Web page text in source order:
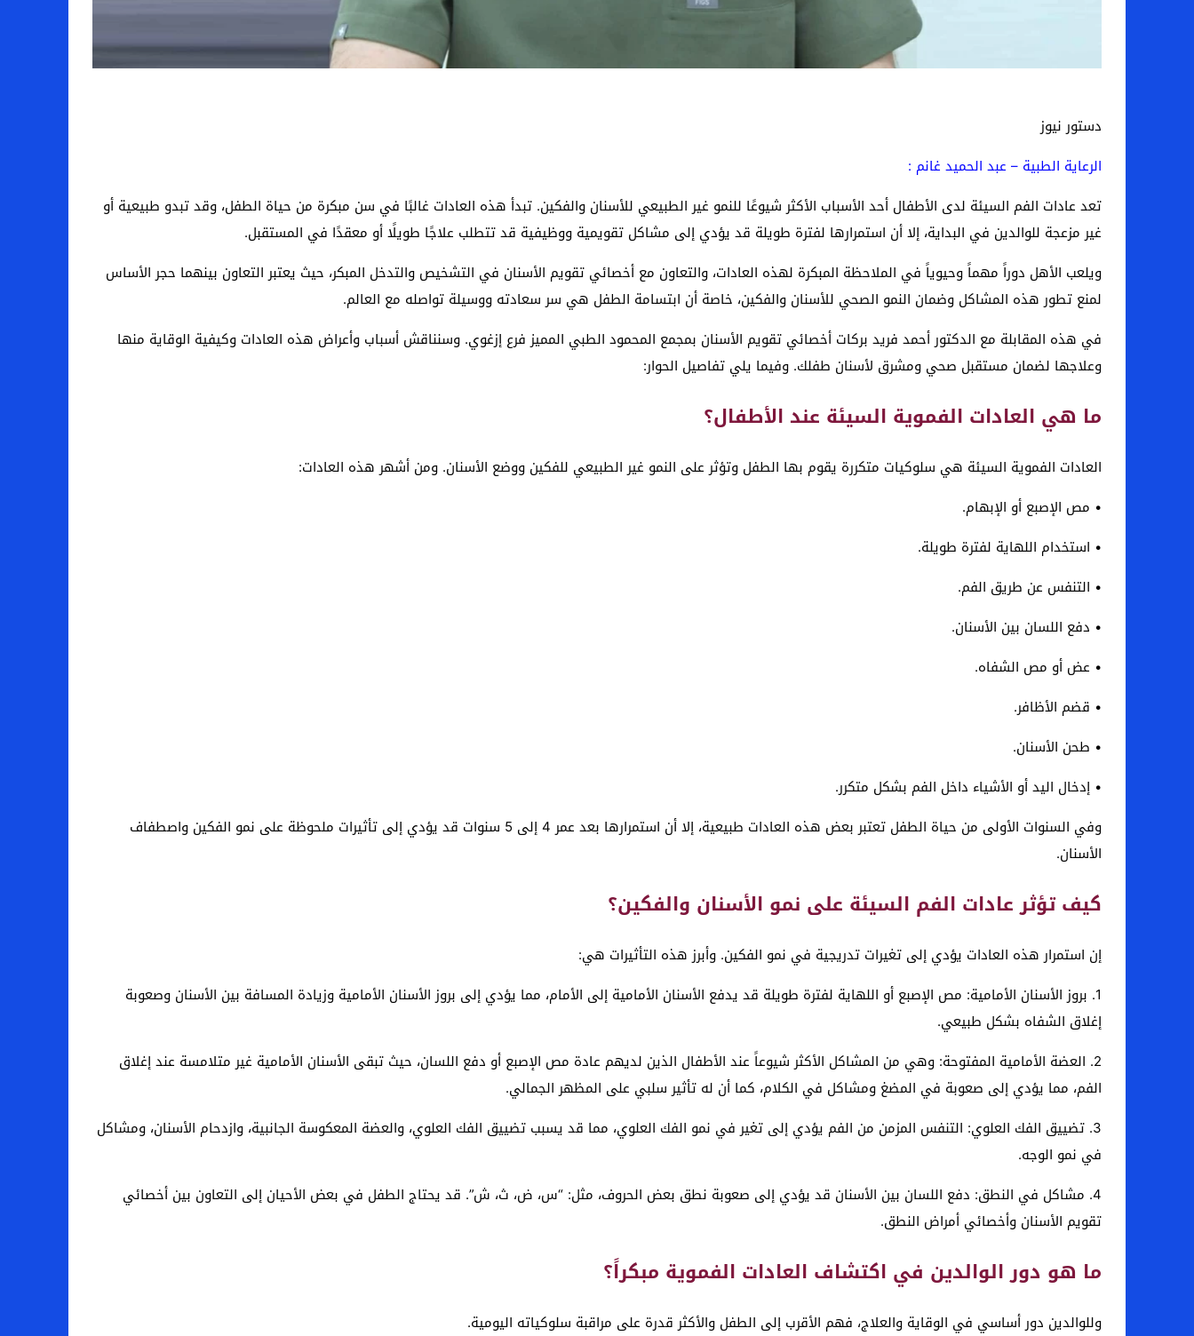
دستور نيوز
الرعاية الطبية – عبد الحميد غانم :
تعد عادات الفم السيئة لدى الأطفال أحد الأسباب الأكثر شيوعًا للنمو غير الطبيعي للأسنان والفكين. تبدأ هذه العادات غالبًا في سن مبكرة من حياة الطفل، وقد تبدو طبيعية أو
غير مزعجة للوالدين في البداية، إلا أن استمرارها لفترة طويلة قد يؤدي إلى مشاكل تقويمية ووظيفية قد تتطلب علاجًا طويلًا أو معقدًا في المستقبل.
ويلعب الأهل دوراً مهماً وحيوياً في الملاحظة المبكرة لهذه العادات، والتعاون مع أخصائي تقويم الأسنان في التشخيص والتدخل المبكر، حيث يعتبر التعاون بينهما حجر الأساس
لمنع تطور هذه المشاكل وضمان النمو الصحي للأسنان والفكين، خاصة أن ابتسامة الطفل هي سر سعادته ووسيلة تواصله مع العالم.
في هذه المقابلة مع الدكتور أحمد فريد بركات أخصائي تقويم الأسنان بمجمع المحمود الطبي المميز فرع إزغوي. وسنناقش أسباب وأعراض هذه العادات وكيفية الوقاية منها
وعلاجها لضمان مستقبل صحي ومشرق لأسنان طفلك. وفيما يلي تفاصيل الحوار:
ما هي العادات الفموية السيئة عند الأطفال؟
العادات الفموية السيئة هي سلوكيات متكررة يقوم بها الطفل وتؤثر على النمو غير الطبيعي للفكين ووضع الأسنان. ومن أشهر هذه العادات:
• مص الإصبع أو الإبهام.
• استخدام اللهاية لفترة طويلة.
• التنفس عن طريق الفم.
• دفع اللسان بين الأسنان.
• عض أو مص الشفاه.
• قضم الأظافر.
• طحن الأسنان.
• إدخال اليد أو الأشياء داخل الفم بشكل متكرر.
وفي السنوات الأولى من حياة الطفل تعتبر بعض هذه العادات طبيعية، إلا أن استمرارها بعد عمر 4 إلى 5 سنوات قد يؤدي إلى تأثيرات ملحوظة على نمو الفكين واصطفاف
الأسنان.
كيف تؤثر عادات الفم السيئة على نمو الأسنان والفكين؟
إن استمرار هذه العادات يؤدي إلى تغيرات تدريجية في نمو الفكين. وأبرز هذه التأثيرات هي:
1. بروز الأسنان الأمامية: مص الإصبع أو اللهاية لفترة طويلة قد يدفع الأسنان الأمامية إلى الأمام، مما يؤدي إلى بروز الأسنان الأمامية وزيادة المسافة بين الأسنان وصعوبة
إغلاق الشفاه بشكل طبيعي.
2. العضة الأمامية المفتوحة: وهي من المشاكل الأكثر شيوعاً عند الأطفال الذين لديهم عادة مص الإصبع أو دفع اللسان، حيث تبقى الأسنان الأمامية غير متلامسة عند إغلاق
الفم، مما يؤدي إلى صعوبة في المضغ ومشاكل في الكلام، كما أن له تأثير سلبي على المظهر الجمالي.
3. تضييق الفك العلوي: التنفس المزمن من الفم يؤدي إلى تغير في نمو الفك العلوي، مما قد يسبب تضييق الفك العلوي، والعضة المعكوسة الجانبية، وازدحام الأسنان، ومشاكل
في نمو الوجه.
4. مشاكل في النطق: دفع اللسان بين الأسنان قد يؤدي إلى صعوبة نطق بعض الحروف، مثل: “س، ض، ث، ش”. قد يحتاج الطفل في بعض الأحيان إلى التعاون بين أخصائي
تقويم الأسنان وأخصائي أمراض النطق.
ما هو دور الوالدين في اكتشاف العادات الفموية مبكراً؟
وللوالدين دور أساسي في الوقاية والعلاج، فهم الأقرب إلى الطفل والأكثر قدرة على مراقبة سلوكياته اليومية.